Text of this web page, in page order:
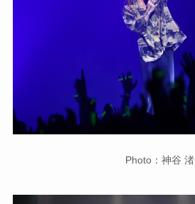
Photo：神谷 渚